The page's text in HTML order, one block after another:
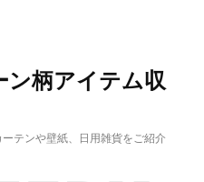
柄アイテム収
テンや壁紙、日用雑貨をご紹介